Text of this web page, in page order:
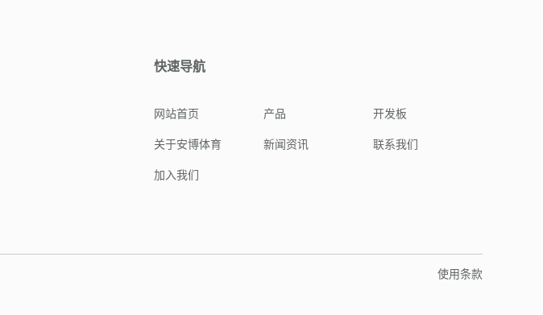
快速导航
网站首页 产品 开发板
关于安博体育 新闻资讯 联系我们
加入我们
使用条款